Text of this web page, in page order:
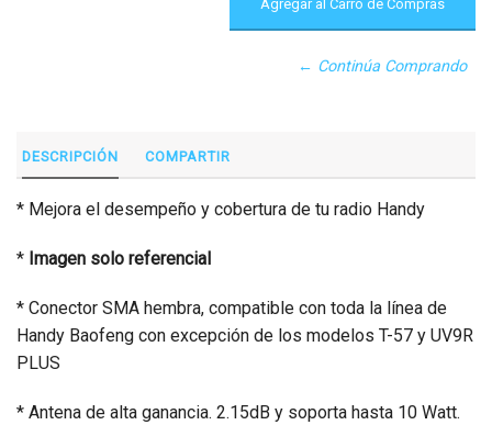
← Continúa Comprando
DESCRIPCIÓN COMPARTIR
* Mejora el desempeño y cobertura de tu radio Handy
* Imagen solo referencial
* Conector SMA hembra, compatible con toda la línea de
Handy Baofeng con excepción de los modelos T-57 y UV9R
PLUS
* Antena de alta ganancia. 2.15dB y soporta hasta 10 Watt.